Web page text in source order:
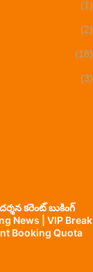
(1)
(2)
(18)
(3)
కరెంట్ బుకింగ్
News | VIP Break
Booking Quota